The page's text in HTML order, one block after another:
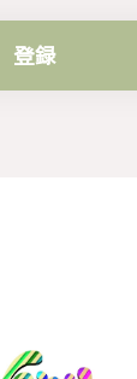
登録